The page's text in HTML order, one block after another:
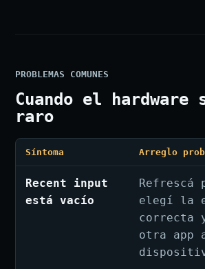
PROBLEMAS COMUNES
Cuando el hardware
raro
Síntoma Arreglo
Recent input
está vacío
Refrescá
elegí la
correcta
otra app